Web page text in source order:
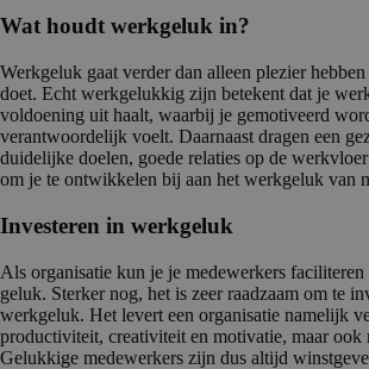
Wat houdt werkgeluk in?
Werkgeluk gaat verder dan alleen plezier
doet. Echt werkgelukkig zijn betekent dat je
voldoening uit haalt, waarbij je gemotiveerd
verantwoordelijk voelt. Daarnaast dragen een
duidelijke doelen, goede relaties op de
om je te ontwikkelen bij aan het werkgeluk van
Investeren in werkgeluk
Als organisatie kun je je medewerkers
geluk. Sterker nog, het is zeer raadzaam om te
werkgeluk. Het levert een organisatie namelijk
productiviteit, creativiteit en motivatie, maar ook
Gelukkige medewerkers zijn dus altijd